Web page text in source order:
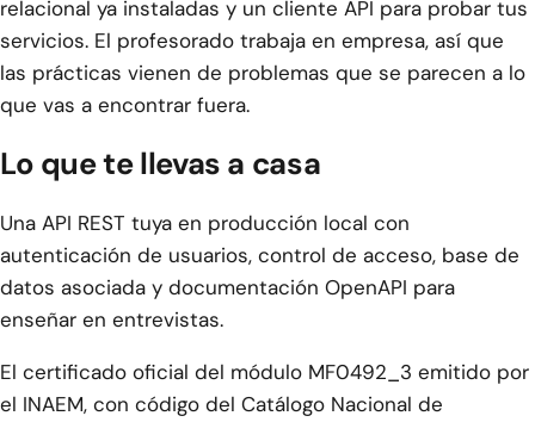
relacional ya instaladas y un cliente API para probar tus
servicios. El profesorado trabaja en empresa, así que
las prácticas vienen de problemas que se parecen a lo
que vas a encontrar fuera.
Lo que te llevas a casa
Una API REST tuya en producción local con
autenticación de usuarios, control de acceso, base de
datos asociada y documentación OpenAPI para
enseñar en entrevistas.
El certificado oficial del módulo MF0492_3 emitido por
el INAEM, con código del Catálogo Nacional de